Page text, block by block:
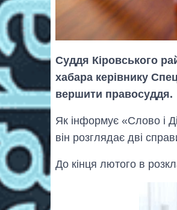
Суддя Кіровського
хабара керівнику
вершити правосуддя.
Як інформує «Слово і
він розглядає дві
До кінця лютого в